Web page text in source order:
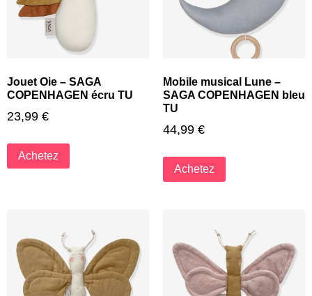
Jouet Oie – SAGA
COPENHAGEN écru TU
23,99 €
Achetez
Mobile musical Lune –
SAGA COPENHAGEN bleu
TU
44,99 €
Achetez